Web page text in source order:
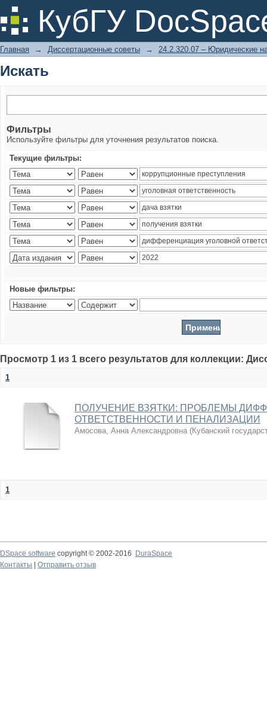
КубГУ
Искать
Главная → Диссертационные советы → 24.2.320.07 – Юридические
Искать
Фильтры
Используйте фильтры для уточнения результатов поиска.
Текущие фильтры:
Новые фильтры:
Просмотр 1 из 1 всего результатов для коллекции:
1
ПОЛУЧЕНИЕ ВЗЯТКИ: ПРОБЛЕМЫ
ОТВЕТСТВЕННОСТИ И ПЕНАЛИЗАЦИИ
Амосова, Анна Александровна (Кубанский
1
DSpace software copyright © 2002-2016
DuraSpace
Контакты
Отправить отзыв